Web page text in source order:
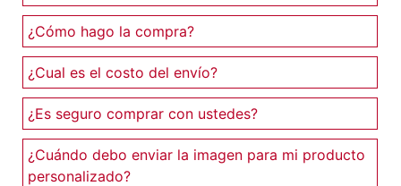
¿Cómo hago la compra?
¿Cual es el costo del envío?
¿Es seguro comprar con ustedes?
¿Cuándo debo enviar la imagen para mi producto
personalizado?